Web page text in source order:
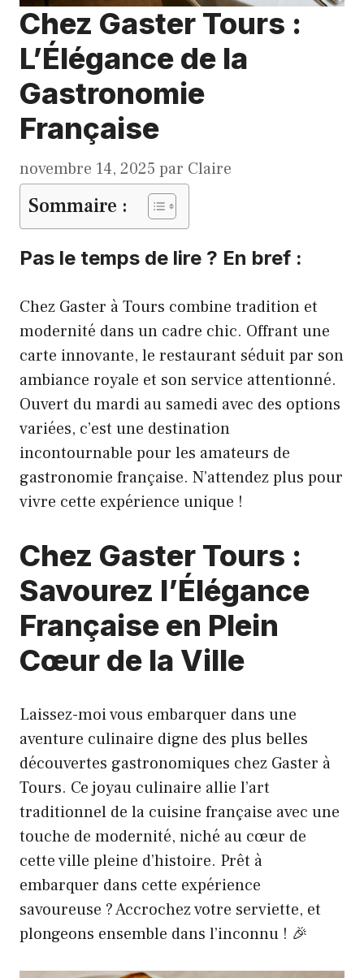
Chez Gaster Tours :
L’Élégance de la
Gastronomie
Française
novembre 14, 2025 par Claire
Sommaire :
Pas le temps de lire ? En bref :
Chez Gaster à Tours combine tradition et
modernité dans un cadre chic. Offrant une
carte innovante, le restaurant séduit par son
ambiance royale et son service attentionné.
Ouvert du mardi au samedi avec des options
variées, c’est une destination
incontournable pour les amateurs de
gastronomie française. N’attendez plus pour
vivre cette expérience unique !
Chez Gaster Tours :
Savourez l’Élégance
Française en Plein
Cœur de la Ville
Laissez-moi vous embarquer dans une
aventure culinaire digne des plus belles
découvertes gastronomiques chez Gaster à
Tours. Ce joyau culinaire allie l’art
traditionnel de la cuisine française avec une
touche de modernité, niché au cœur de
cette ville pleine d’histoire. Prêt à
embarquer dans cette expérience
savoureuse ? Accrochez votre serviette, et
plongeons ensemble dans l’inconnu ! 🎉